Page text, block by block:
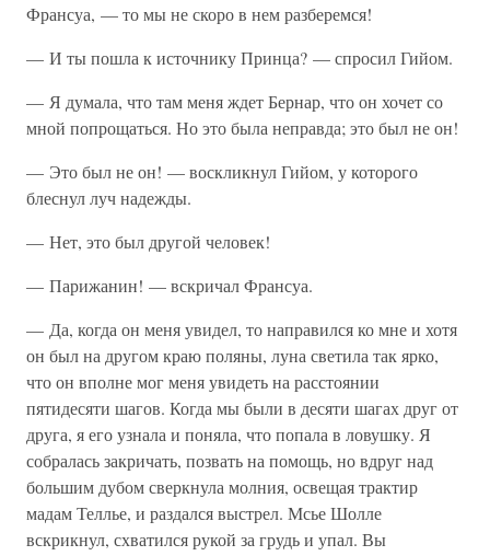
Франсуа, — то мы не скоро в нем разберемся!
— И ты пошла к источнику Принца? — спросил Гийом.
— Я думала, что там меня ждет Бернар, что он хочет со
мной попрощаться. Но это была неправда; это был не он!
— Это был не он! — воскликнул Гийом, у которого
блеснул луч надежды.
— Нет, это был другой человек!
— Парижанин! — вскричал Франсуа.
— Да, когда он меня увидел, то направился ко мне и хотя
он был на другом краю поляны, луна светила так ярко,
что он вполне мог меня увидеть на расстоянии
пятидесяти шагов. Когда мы были в десяти шагах друг от
друга, я его узнала и поняла, что попала в ловушку. Я
собралась закричать, позвать на помощь, но вдруг над
большим дубом сверкнула молния, освещая трактир
мадам Теллье, и раздался выстрел. Мсье Шолле
вскрикнул, схватился рукой за грудь и упал. Вы